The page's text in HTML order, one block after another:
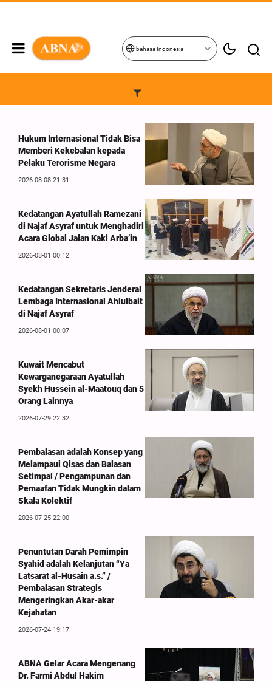
bahasa Indonesia
Hukum Internasional Tidak Bisa
Memberi Kekebalan kepada
Pelaku Terorisme Negara
2026-08-08 21:31
Kedatangan Ayatullah Ramezani
di Najaf Asyraf untuk Menghadiri
Acara Global Jalan Kaki Arba’in
2026-08-01 00:12
Kedatangan Sekretaris Jenderal
Lembaga Internasional Ahlulbait
di Najaf Asyraf
2026-08-01 00:07
Kuwait Mencabut
Kewarganegaraan Ayatullah
Syekh Hussein al-Maatouq dan 5
Orang Lainnya
2026-07-29 22:32
Pembalasan adalah Konsep yang
Melampaui Qisas dan Balasan
Setimpal / Pengampunan dan
Pemaafan Tidak Mungkin dalam
Skala Kolektif
2026-07-25 22:00
Penuntutan Darah Pemimpin
Syahid adalah Kelanjutan “Ya
Latsarat al-Husain a.s.” /
Pembalasan Strategis
Mengeringkan Akar-akar
Kejahatan
2026-07-24 19:17
ABNA Gelar Acara Mengenang
Dr. Farmi Abdul Hakim